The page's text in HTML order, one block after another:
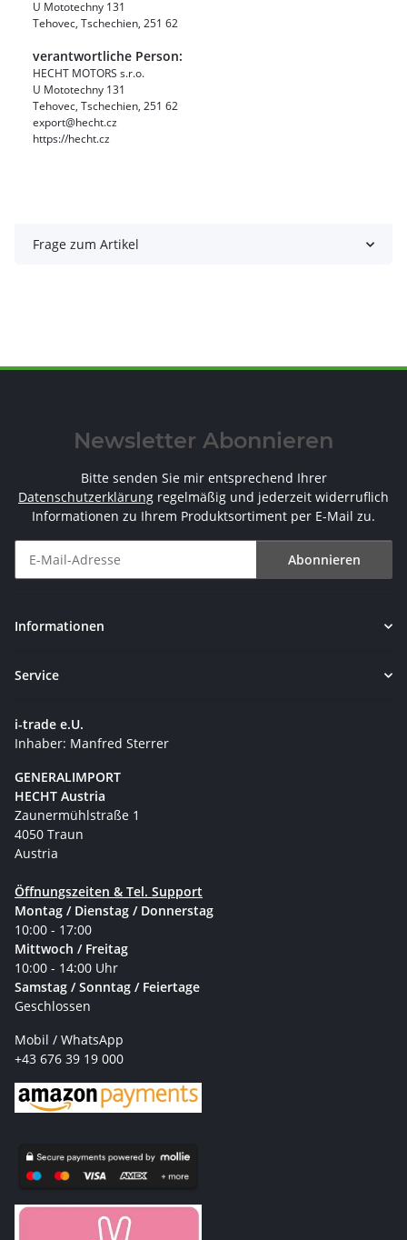
U Mototechny 131
Tehovec, Tschechien, 251 62
verantwortliche Person:
HECHT MOTORS s.r.o.
U Mototechny 131
Tehovec, Tschechien, 251 62
export@hecht.cz
https://hecht.cz
Frage zum Artikel
Newsletter Abonnieren
Bitte senden Sie mir entsprechend Ihrer
Datenschutzerklärung regelmäßig und jederzeit widerruflich
Informationen zu Ihrem Produktsortiment per E-Mail zu.
Abonnieren
Informationen
Service
i-trade e.U.
Inhaber: Manfred Sterrer
GENERALIMPORT
HECHT Austria
Zaunermühlstraße 1
4050 Traun
Austria
Öffnungszeiten & Tel. Support
Montag / Dienstag / Donnerstag
10:00 - 17:00
Mittwoch / Freitag
10:00 - 14:00 Uhr
Samstag / Sonntag / Feiertage
Geschlossen
Mobil / WhatsApp
+43 676 39 19 000